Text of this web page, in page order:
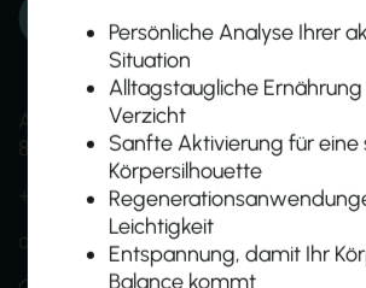
Am Ökopark 19
8230 Hartberg
+43 (0)664 1638005
office@homebasefit.at
Persönliche Analyse Ihrer
Situation
Alltagstaugliche
Verzicht
Sanfte Aktivierung für eine
Körpersilhouette
Leichtigkeit
Entspannung, damit Ihr
Balance kommt